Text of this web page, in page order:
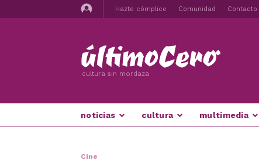
Hazte cómplice Comunidad Contacto
cultura sin mordaza
noticias cultura multimedia
Cine